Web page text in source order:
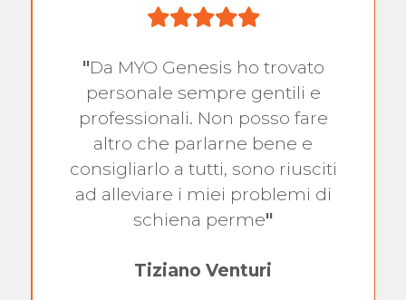
"Da MYO Genesis ho trovato
personale sempre gentili e
professionali. Non posso fare
altro che parlarne bene e
consigliarlo a tutti, sono riusciti
ad alleviare i miei problemi di
schiena perme"
Tiziano Venturi